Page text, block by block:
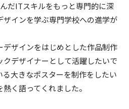
だITスキルをもっと専門的に深
インを学ぶ専門学校への進学が
デザインをはじめとした作品制作
クデザイナーとして活躍したいで
大きなポスターを制作をしたい
く語ってくれました。